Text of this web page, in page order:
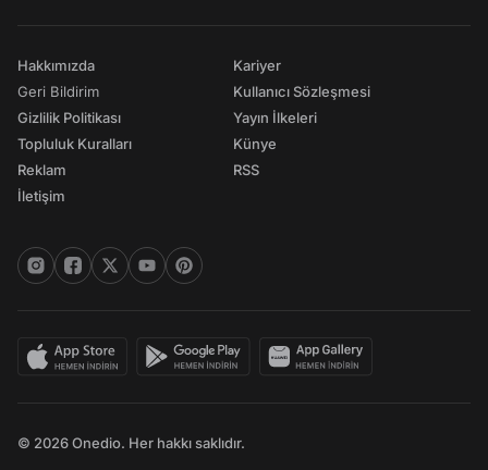
Hakkımızda
Geri Bildirim
Gizlilik Politikası
Topluluk Kuralları
Reklam
İletişim
Kariyer
Kullanıcı Sözleşmesi
Yayın İlkeleri
Künye
RSS
© 2026 Onedio. Her hakkı saklıdır.